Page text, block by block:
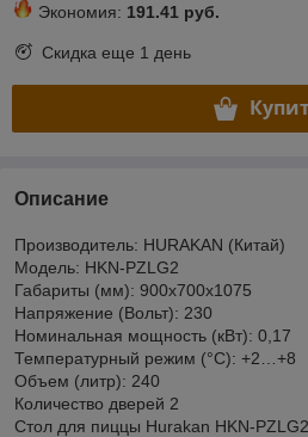
Экономия: 191.41 руб.
Скидка еще 1 день
Описание
Производитель: HURAKAN (Китай)
Модель: HKN-PZLG2
Габариты (мм): 900x700x1075
Напряжение (Вольт): 230
Номинальная мощность (кВт): 0,17
Температурный режим (°С): +2…+8
Объем (литр): 240
Количество дверей 2
Стол для пиццы Hurakan HKN-